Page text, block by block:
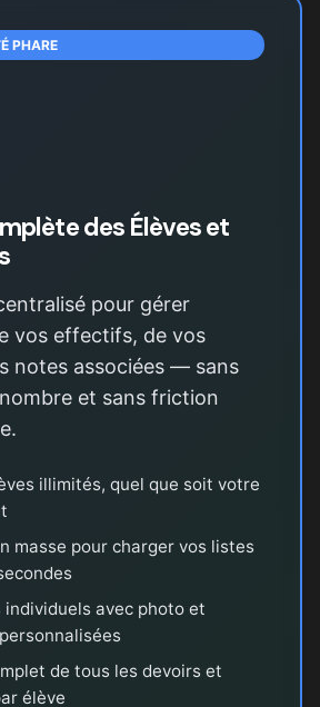
PHARE
des Élèves et
pour gérer
vos effectifs, de vos
notes associées — sans
et sans friction
illimités, quel que soit votre
masse pour charger vos listes
individuels avec photo et
de tous les devoirs et
élève